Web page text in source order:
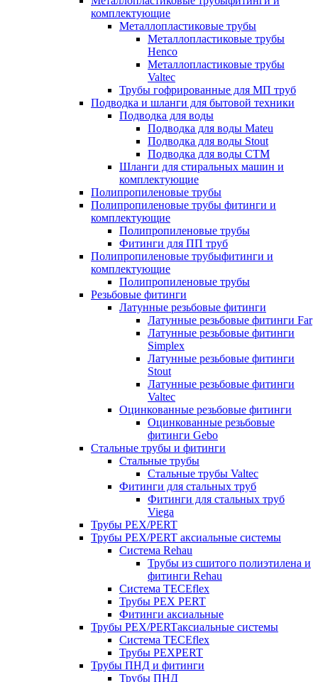
комплектующие
Металлопластиковые трубы
Металлопластиковые трубы
Henco
Металлопластиковые трубы
Valtec
Трубы гофрированные для МП труб
Подводка и шланги для бытовой техники
Подводка для воды
Подводка для воды Mateu
Подводка для воды Stout
Подводка для воды СТМ
Шланги для стиральных машин и
комплектующие
Полипропиленовые трубы
Полипропиленовые трубы фитинги и
комплектующие
Полипропиленовые трубы
Фитинги для ПП труб
Полипропиленовые трубыфитинги и
комплектующие
Полипропиленовые трубы
Резьбовые фитинги
Латунные резьбовые фитинги
Латунные резьбовые фитинги Far
Латунные резьбовые фитинги
Simplex
Латунные резьбовые фитинги
Stout
Латунные резьбовые фитинги
Valtec
Оцинкованные резьбовые фитинги
Оцинкованные резьбовые
фитинги Gebo
Стальные трубы и фитинги
Стальные трубы
Стальные трубы Valtec
Фитинги для стальных труб
Фитинги для стальных труб
Viega
Трубы PEX/PERT
Трубы PEX/PERT аксиальные системы
Система Rehau
Трубы из сшитого полиэтилена и
фитинги Rehau
Система TECEflex
Трубы PEX PERT
Фитинги аксиальные
Трубы PEX/PERTаксиальные системы
Система TECEflex
Трубы PEXPERT
Трубы ПНД и фитинги
Трубы ПНД